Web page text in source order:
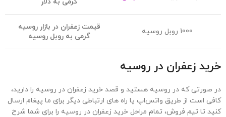
1000 روبل روسیه
قیمت زعفران در بازار روسیه
گرمی به روبل روسیه
خرید زعفران در روسیه
در صورتی که در روسیه هستید و قصد خرید زعفران در روسیه را دارید،
کافی است از طریق واتس‌اپ یا راه های ارتباطی دیگر برای ما پیغام ارسال
کنید تا تیم فروش، تمام مراحل خرید زعفران در روسیه را برای شما شرح